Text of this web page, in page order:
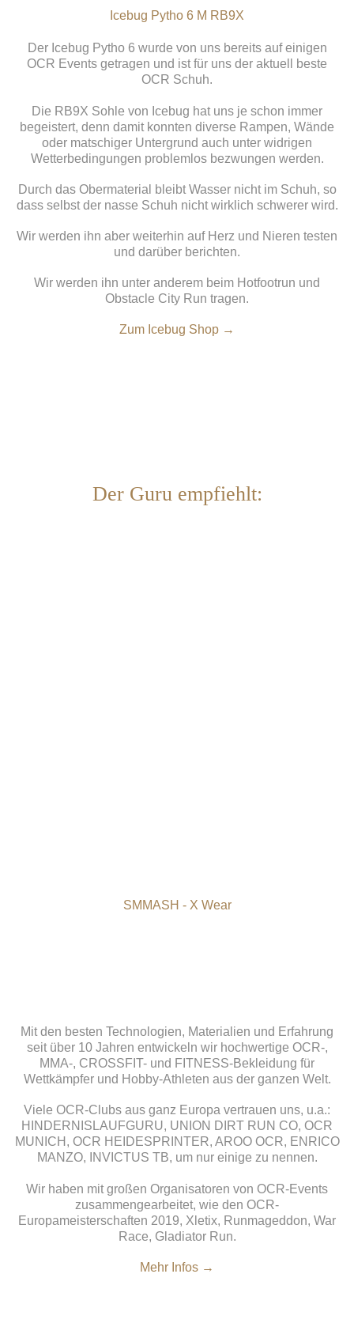
Icebug Pytho 6 M RB9X
Der Icebug Pytho 6 wurde von uns bereits auf einigen
OCR Events getragen und ist für uns der aktuell beste
OCR Schuh.
Die RB9X Sohle von Icebug hat uns je schon immer
begeistert, denn damit konnten diverse Rampen, Wände
oder matschiger Untergrund auch unter widrigen
Wetterbedingungen problemlos bezwungen werden.
Durch das Obermaterial bleibt Wasser nicht im Schuh, so
dass selbst der nasse Schuh nicht wirklich schwerer wird.
Wir werden ihn aber weiterhin auf Herz und Nieren testen
und darüber berichten.
Wir werden ihn unter anderem beim Hotfootrun und
Obstacle City Run tragen.
Zum Icebug Shop →
Der Guru empfiehlt:
SMMASH - X Wear
Mit den besten Technologien, Materialien und Erfahrung
seit über 10 Jahren entwickeln wir hochwertige OCR-,
MMA-, CROSSFIT- und FITNESS-Bekleidung für
Wettkämpfer und Hobby-Athleten aus der ganzen Welt.
Viele OCR-Clubs aus ganz Europa vertrauen uns, u.a.:
HINDERNISLAUFGURU, UNION DIRT RUN CO, OCR
MUNICH, OCR HEIDESPRINTER, AROO OCR, ENRICO
MANZO, INVICTUS TB, um nur einige zu nennen.
Wir haben mit großen Organisatoren von OCR-Events
zusammengearbeitet, wie den OCR-
Europameisterschaften 2019, Xletix, Runmageddon, War
Race, Gladiator Run.
Mehr Infos →